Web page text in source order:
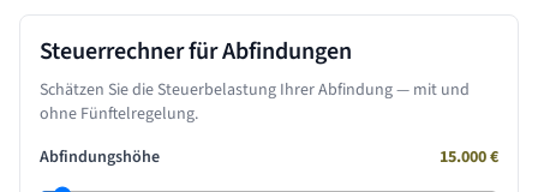
Steuerrechner für Abfindungen
Schätzen Sie die Steuerbelastung Ihrer Abfindung — mit und
ohne Fünftelregelung.
Abfindungshöhe
15.000€